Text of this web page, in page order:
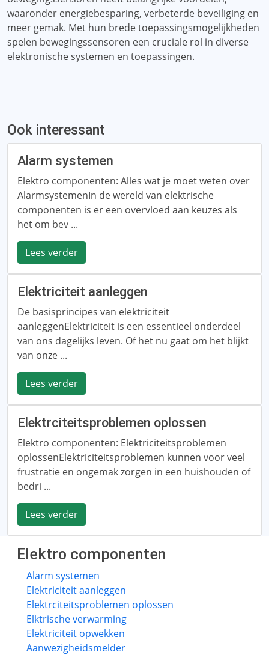
waaronder energiebesparing, verbeterde beveiliging en
meer gemak. Met hun brede toepassingsmogelijkheden
spelen bewegingssensoren een cruciale rol in diverse
elektronische systemen en toepassingen.
Ook interessant
Alarm systemen
Elektro componenten: Alles wat je moet weten over
AlarmsystemenIn de wereld van elektrische
componenten is er een overvloed aan keuzes als
het om bev ...
Lees verder
Elektriciteit aanleggen
De basisprincipes van elektriciteit
aanleggenElektriciteit is een essentieel onderdeel
van ons dagelijks leven. Of het nu gaat om het blijkt
van onze ...
Lees verder
Elektrciteitsproblemen oplossen
Elektro componenten: Elektriciteitsproblemen
oplossenElektriciteitsproblemen kunnen voor veel
frustratie en ongemak zorgen in een huishouden of
bedri ...
Lees verder
Elektro componenten
Alarm systemen
Elektriciteit aanleggen
Elektrciteitsproblemen oplossen
Elktrische verwarming
Elektriciteit opwekken
Aanwezigheidsmelder